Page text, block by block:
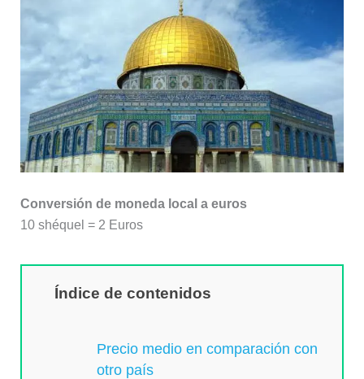
Conversión de moneda local a euros
10 shéquel = 2 Euros
Índice de contenidos
Precio medio en comparación con
otro país